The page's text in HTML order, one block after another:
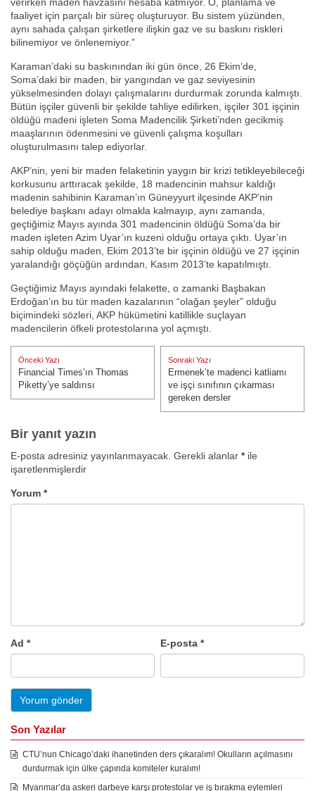
verirken maden havzasını hesaba katmıyor. O, planlama ve
faaliyet için parçalı bir süreç oluşturuyor. Bu sistem yüzünden,
aynı sahada çalışan şirketlere ilişkin gaz ve su baskını riskleri
bilinemiyor ve önlenemiyor.”
Karaman’daki su baskınından iki gün önce, 26 Ekim’de,
Soma’daki bir maden, bir yangından ve gaz seviyesinin
yükselmesinden dolayı çalışmalarını durdurmak zorunda kalmıştı.
Bütün işçiler güvenli bir şekilde tahliye edilirken, işçiler 301 işçinin
öldüğü madeni işleten Soma Madencilik Şirketi’nden gecikmiş
maaşlarının ödenmesini ve güvenli çalışma koşulları
oluşturulmasını talep ediyorlar.
AKP’nin, yeni bir maden felaketinin yaygın bir krizi tetikleyebileceği
korkusunu arttıracak şekilde, 18 madencinin mahsur kaldığı
madenin sahibinin Karaman’ın Güneyyurt ilçesinde AKP’nin
belediye başkanı adayı olmakla kalmayıp, aynı zamanda,
geçtiğimiz Mayıs ayında 301 madencinin öldüğü Soma’da bir
maden işleten Azim Uyar’ın kuzeni olduğu ortaya çıktı. Uyar’ın
sahip olduğu maden, Ekim 2013’te bir işçinin öldüğü ve 27 işçinin
yaralandığı göçüğün ardından, Kasım 2013’te kapatılmıştı.
Geçtiğimiz Mayıs ayındaki felakette, o zamanki Başbakan
Erdoğan’ın bu tür maden kazalarının “olağan şeyler” olduğu
biçimindeki sözleri, AKP hükümetini katillikle suçlayan
madencilerin öfkeli protestolarına yol açmıştı.
Yazı
gezinmesi
Önceki Yazı
Önceki Yazı:
Financial Times’ın Thomas
Piketty’ye saldırısı
Sonraki Yazı
Sonraki Yazı:
Ermenek’te madenci katliamı
ve işçi sınıfının çıkarması
gereken dersler
Bir yanıt yazın
E-posta adresiniz yayınlanmayacak. Gerekli alanlar *ile
işaretlenmişlerdir
Yorum *
Ad * E-posta*
Son Yazılar
CTU’nun Chicago’daki ihanetinden ders çıkaralım! Okulların açılmasını
durdurmak için ülke çapında komiteler kuralım!
Myanmar’da askeri darbeye karşı protestolar ve iş bırakma eylemleri